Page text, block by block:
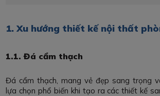
1. Xu hướng thiết kế nội thất
1.1. Đá cẩm thạch
Đá cẩm thạch, mang vẻ đẹp sang trọng
lựa chọn phổ biến khi tạo ra các thiết kế